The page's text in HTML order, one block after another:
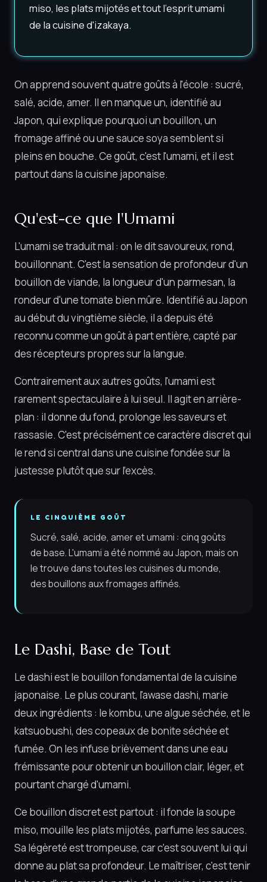
miso, les plats mijotés et tout l'esprit umami
de la cuisine d'izakaya.
On apprend souvent quatre goûts à l'école : sucré,
salé, acide, amer. Il en manque un, identifié au
Japon, qui explique pourquoi un bouillon, un
fromage affiné ou une sauce soya semblent si
pleins en bouche. Ce goût, c'est l'umami, et il est
partout dans la cuisine japonaise.
Qu'est-ce que l'Umami
L'umami se traduit mal : on le dit savoureux, rond,
bouillonnant. C'est la sensation de profondeur d'un
bouillon de viande, la longueur d'un parmesan, la
rondeur d'une tomate bien mûre. Identifié au Japon
au début du vingtième siècle, il a depuis été
reconnu comme un goût à part entière, capté par
des récepteurs propres sur la langue.
Contrairement aux autres goûts, l'umami est
rarement spectaculaire à lui seul. Il agit en arrière-
plan : il donne du fond, prolonge les saveurs et
rassasie. C'est précisément ce caractère discret qui
le rend si central dans une cuisine fondée sur la
justesse plutôt que sur l'excès.
LE CINQUIÈME GOÛT
Sucré, salé, acide, amer et umami : cinq goûts
de base. L'umami a été nommé au Japon, mais on
le trouve dans toutes les cuisines du monde,
des bouillons aux fromages affinés.
Le Dashi, Base de Tout
Le dashi est le bouillon fondamental de la cuisine
japonaise. Le plus courant, l'awase dashi, marie
deux ingrédients : le kombu, une algue séchée, et le
katsuobushi, des copeaux de bonite séchée et
fumée. On les infuse brièvement dans une eau
frémissante pour obtenir un bouillon clair, léger, et
pourtant chargé d'umami.
Ce bouillon discret est partout : il fonde la soupe
miso, mouille les plats mijotés, parfume les sauces.
Sa légèreté est trompeuse, car c'est souvent lui qui
donne au plat sa profondeur. Le maîtriser, c'est tenir